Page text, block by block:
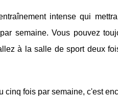
intense qui
semaine. Vous pouvez
à la salle de sport deux
cinq fois par semaine, c'est